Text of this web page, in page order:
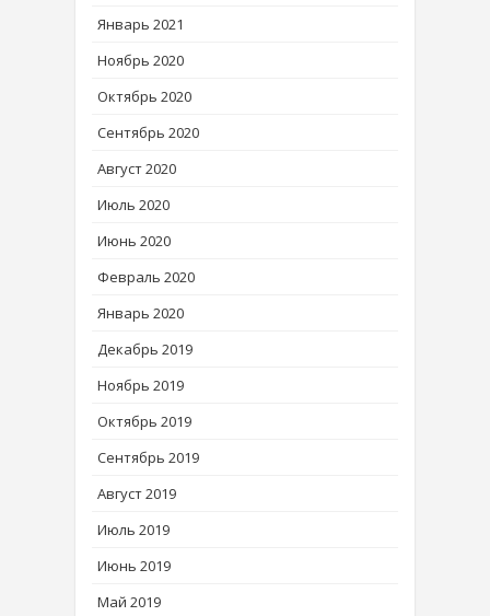
Январь 2021
Ноябрь 2020
Октябрь 2020
Сентябрь 2020
Август 2020
Июль 2020
Июнь 2020
Февраль 2020
Январь 2020
Декабрь 2019
Ноябрь 2019
Октябрь 2019
Сентябрь 2019
Август 2019
Июль 2019
Июнь 2019
Май 2019